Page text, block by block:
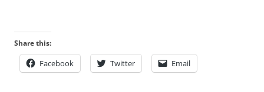
Share this:
Facebook Twitter Email